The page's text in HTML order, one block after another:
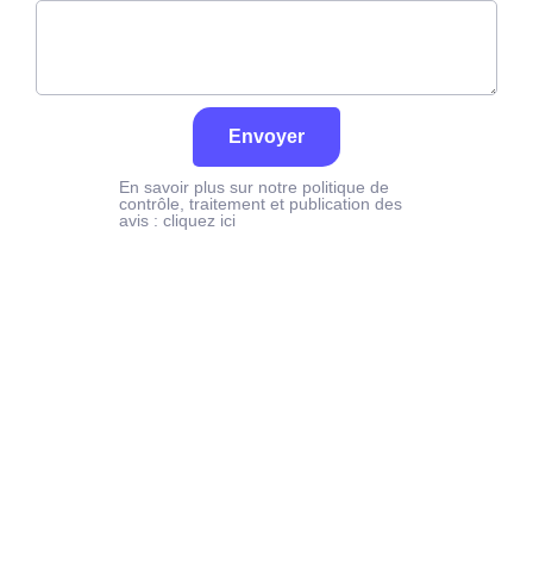
Envoyer
En savoir plus sur notre politique de
contrôle, traitement et publication des
avis : cliquez ici